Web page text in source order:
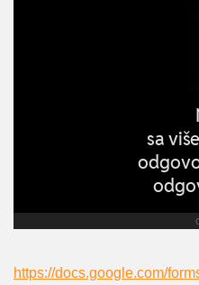
https://docs.google.com/